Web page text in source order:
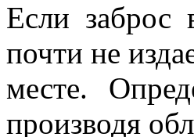
Если заброс
почти не
месте.
производя